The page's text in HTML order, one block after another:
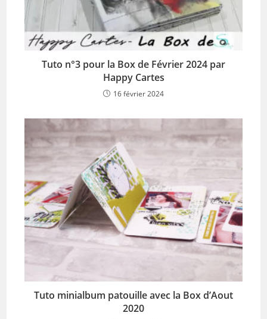
Tuto n°3 pour la Box de Février 2024 par
Happy Cartes
16 février 2024
Tuto minialbum patouille avec la Box d’Aout
2020